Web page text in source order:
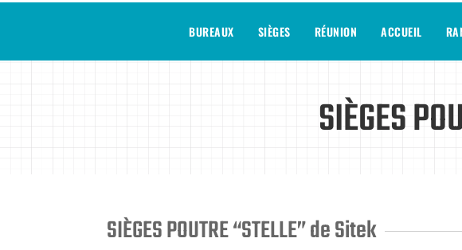
BUREAUX SIÈGES RÉUNION ACCUEIL
SIÈGES
SIÈGES POUTRE “STELLE” de Sitek